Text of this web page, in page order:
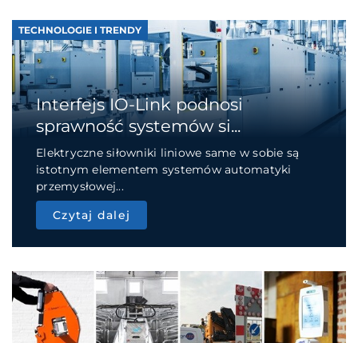
TECHNOLOGIE I TRENDY
Interfejs IO-Link podnosi
sprawność systemów si...
Elektryczne siłowniki liniowe same w sobie są
istotnym elementem systemów automatyki
przemysłowej...
Czytaj dalej